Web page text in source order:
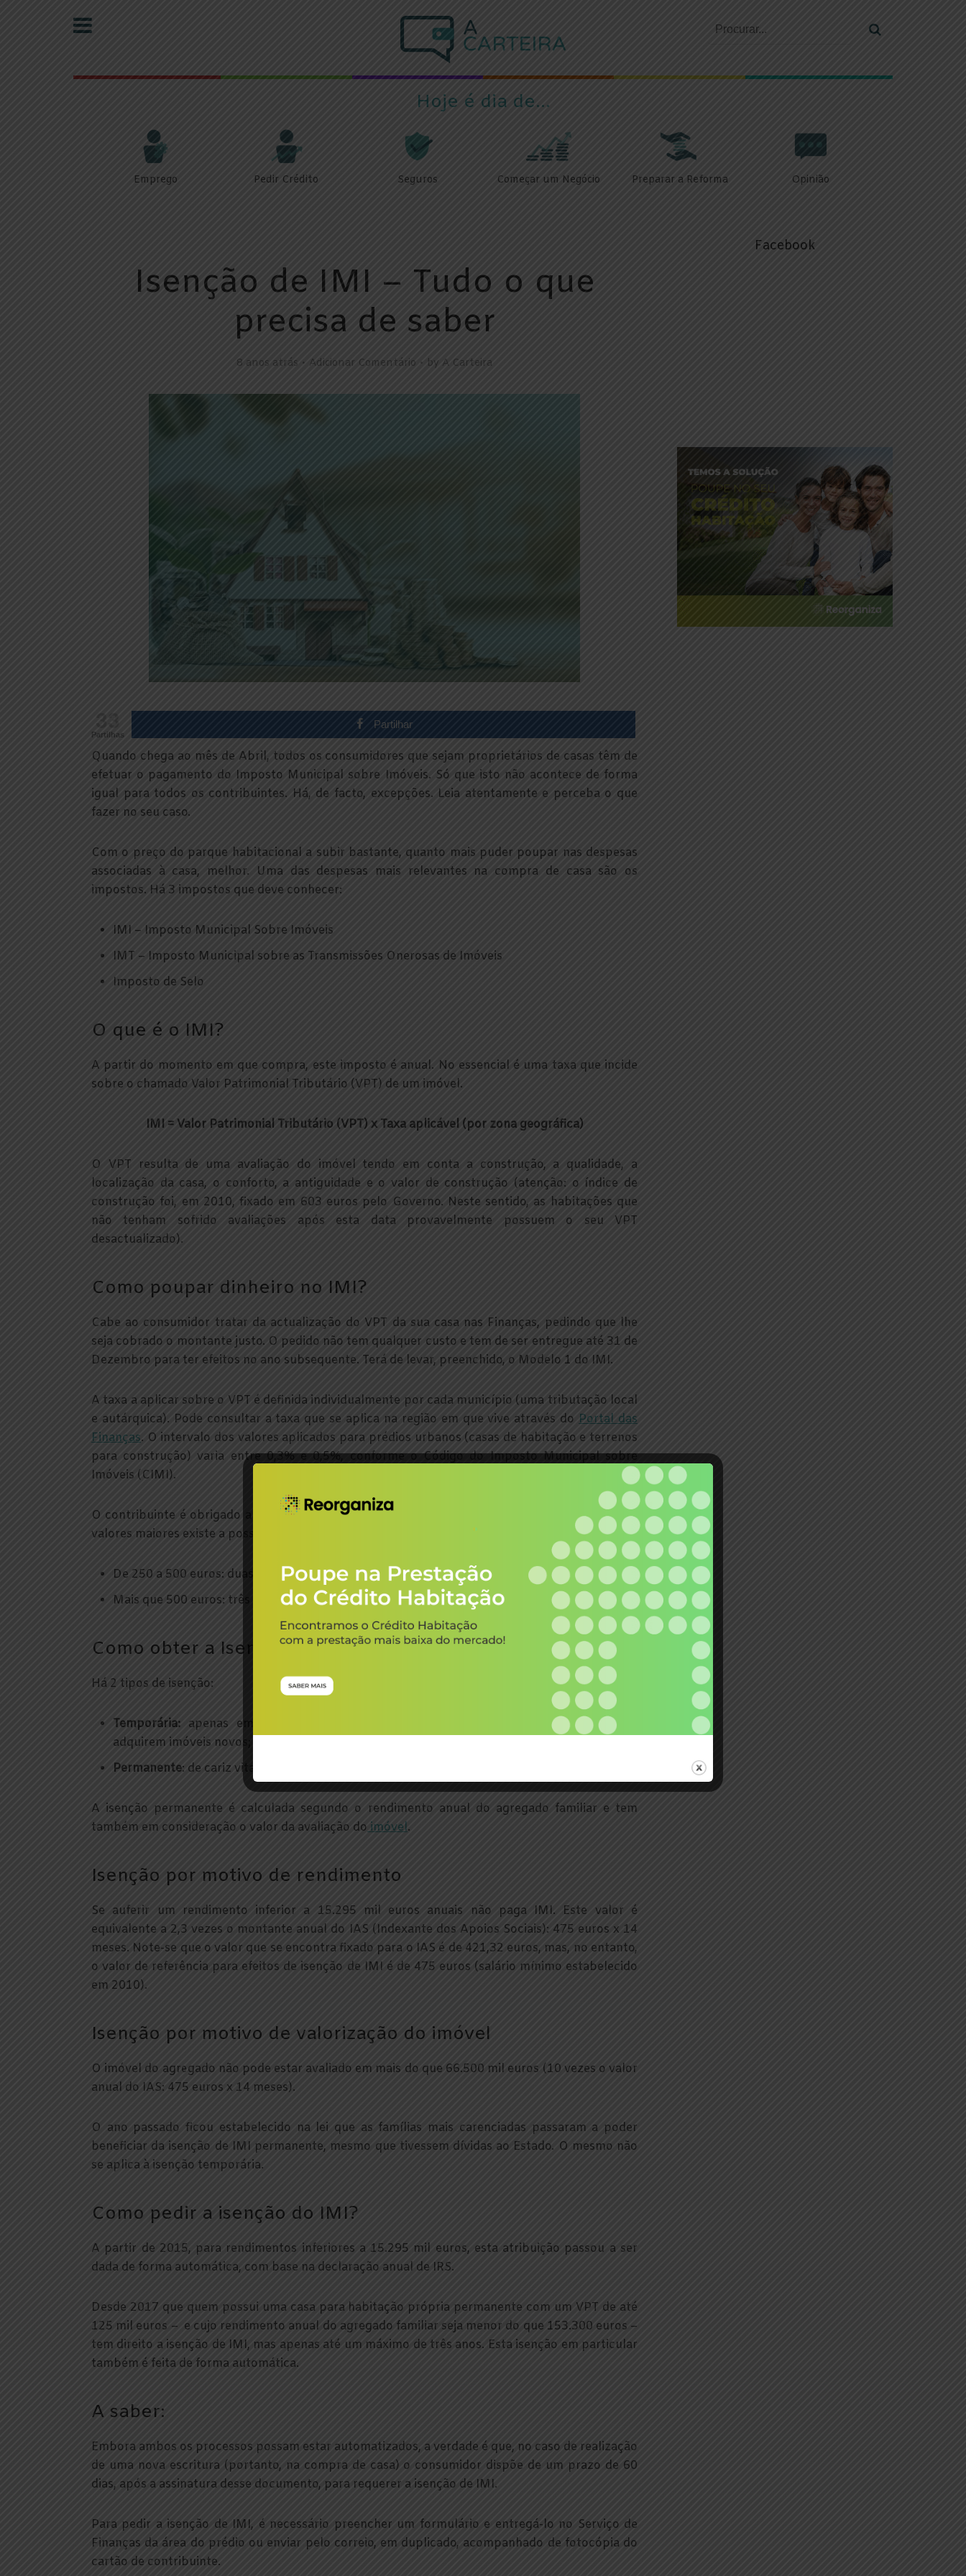
Hoje é dia de...
Emprego Pedir Crédito Seguros Começar um Negócio Preparar a Reforma Opinião
Isenção de IMI – Tudo o que
precisa de saber
8 anos atrás Adicionar Comentário by A Carteira
Partilhas
Partilhar
Quando chega ao mês de Abril, todos os consumidores que sejam proprietários de casas têm de
efetuar o pagamento do Imposto Municipal sobre Imóveis. Só que isto não acontece de forma
igual para todos os contribuintes. Há, de facto, excepções. Leia atentamente e perceba o que
fazer no seu caso.
Com o preço do parque habitacional a subir bastante, quanto mais puder poupar nas despesas
associadas à casa, melhor. Uma das despesas mais relevantes na compra de casa são os
impostos. Há 3 impostos que deve conhecer:
IMI – Imposto Municipal Sobre Imóveis
IMT – Imposto Municipal sobre as Transmissões Onerosas de Imóveis
Imposto de Selo
O que é o IMI?
A partir do momento em que compra, este imposto é anual. No essencial é uma taxa que incide
sobre o chamado Valor Patrimonial Tributário (VPT) de um imóvel.
IMI = Valor Patrimonial Tributário (VPT) x Taxa aplicável (por zona geográfica)
O VPT resulta de uma avaliação do imóvel tendo em conta a construção, a qualidade, a
localização da casa, o conforto, a antiguidade e o valor de construção (atenção: o índice de
construção foi, em 2010, fixado em 603 euros pelo Governo. Neste sentido, as habitações que
não tenham sofrido avaliações após esta data provavelmente possuem o seu VPT
desactualizado).
Como poupar dinheiro no IMI?
Cabe ao consumidor tratar da actualização do VPT da sua casa nas Finanças, pedindo que lhe
seja cobrado o montante justo. O pedido não tem qualquer custo e tem de ser entregue até 31 de
Dezembro para ter efeitos no ano subsequente. Terá de levar, preenchido, o Modelo 1 do IMI.
A taxa a aplicar sobre o VPT é definida individualmente por cada município (uma tributação local
e autárquica). Pode consultar a taxa que se aplica na região em que vive através do Portal das
Finanças. O intervalo dos valores aplicados para prédios urbanos (casas de habitação e terrenos
para construção) varia entre 0,3% e 0,5%, conforme o Código do Imposto Municipal sobre
Imóveis (CIMI).
O contribuinte é obrigado a pagar o imposto de uma só vez, caso este seja até 250 euros. Para
valores maiores existe a possibilidade de pagar em prestações:
De 250 a 500 euros: duas prestações;
Mais que 500 euros: três prestações.
Como obter a Isenção de IMI?
Há 2 tipos de isenção:
Temporária: apenas em determinado período temporal e é destinada às famílias que
adquirem imóveis novos;
Permanente: de cariz vitalício, aplica-se às famílias com baixos rendimentos.
A isenção permanente é calculada segundo o rendimento anual do agregado familiar e tem
também em consideração o valor da avaliação do imóvel.
Isenção por motivo de rendimento
Se auferir um rendimento inferior a 15.295 mil euros anuais não paga IMI. Este valor é
equivalente a 2,3 vezes o montante anual do IAS (Indexante dos Apoios Sociais): 475 euros x 14
meses. Note-se que o valor que se encontra fixado para o IAS é de 421,32 euros, mas, no entanto,
o valor de referência para efeitos de isenção de IMI é de 475 euros (salário mínimo estabelecido
em 2010).
Isenção por motivo de valorização do imóvel
O imóvel do agregado não pode estar avaliado em mais do que 66.500 mil euros (10 vezes o valor
anual do IAS: 475 euros x 14 meses).
O ano passado ficou estabelecido na lei que as famílias mais carenciadas passaram a poder
beneficiar da isenção de IMI permanente, mesmo que tivessem dívidas ao Estado. O mesmo não
se aplica à isenção temporária.
Como pedir a isenção do IMI?
A partir de 2015, para rendimentos inferiores a 15.295 mil euros, esta atribuição passou a ser
dada de forma automática, com base na declaração anual de IRS.
Desde 2017 que quem possui uma casa para habitação própria permanente com um VPT de até
125 mil euros – e cujo rendimento anual do agregado familiar seja menor do que 153.300 euros –
tem direito a isenção de IMI, mas apenas até um máximo de três anos. Esta isenção em particular
também é feita de forma automática.
A saber:
Embora ambos os processos possam estar automatizados, a verdade é que, no caso de realização
de uma nova escritura (portanto, na compra de casa) o consumidor dispõe de um prazo de 60
dias, após a assinatura desse documento, para requerer a isenção de IMI.
Para pedir a isenção de IMI, é necessário preencher um formulário e entregá-lo no Serviço de
Finanças da área do prédio ou enviar pelo correio, em duplicado, acompanhado de fotocópia do
cartão de contribuinte.
Facebook